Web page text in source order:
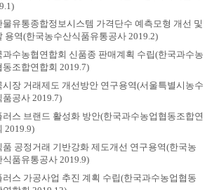
물유통종합정보시스템 가격단수 예측모형 개선 및
용역(한국농수산식품유통공사 2019.2)
과수농협연합회 신품종 판매계획 수립(한국과수농
동조합연합회 2019.7)
시장 거래제도 개선방안 연구용역(서울특별시농수
품공사 2019.7)
러스 브랜드 활성화 방안(한국과수농업협동조합연
2019.9)
품 공정거래 기반강화 제도개선 연구용역(한국농
식품유통공사 2019.9)
러스 가공사업 추진 계획 수립(한국과수농업협동